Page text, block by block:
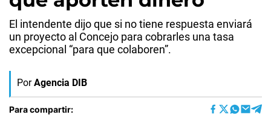
El intendente dijo que si no tiene respuesta enviará
un proyecto al Concejo para cobrarles una tasa
excepcional “para que colaboren”.
Por Agencia DIB
Para compartir: